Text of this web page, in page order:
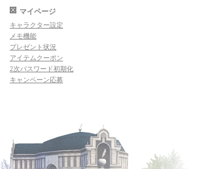
マイページ
キャラクター設定
メモ機能
プレゼント状況
アイテムクーポン
2次パスワード初期化
キャンペーン応募